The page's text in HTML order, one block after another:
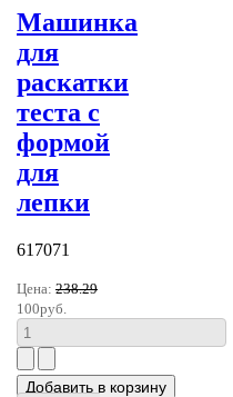
Машинка
для
раскатки
теста с
формой
для
лепки
617071
Цена: 238.29
100руб.